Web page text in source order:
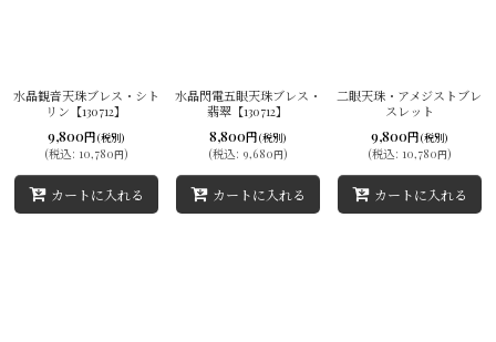
水晶観音天珠ブレス・シト
リン【130712】
9,800円 (税別)
(税込: 10,780円)
カートに入れる
水晶閃電五眼天珠ブレス・
翡翠【130712】
8,800円 (税別)
(税込: 9,680円)
カートに入れる
二眼天珠・アメジストブレ
スレット
9,800円 (税別)
(税込: 10,780円)
カートに入れる